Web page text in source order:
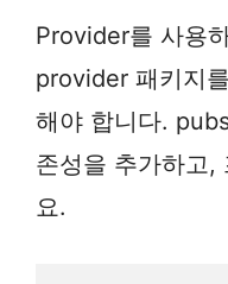
Provider를 사용
provider 패키지
해야 합니다.
존성을 추가하고,
요.